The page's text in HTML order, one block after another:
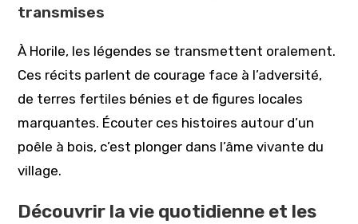
transmises
À Horile, les légendes se transmettent oralement.
Ces récits parlent de courage face à l’adversité,
de terres fertiles bénies et de figures locales
marquantes. Écouter ces histoires autour d’un
poêle à bois, c’est plonger dans l’âme vivante du
village.
Découvrir la vie quotidienne et les